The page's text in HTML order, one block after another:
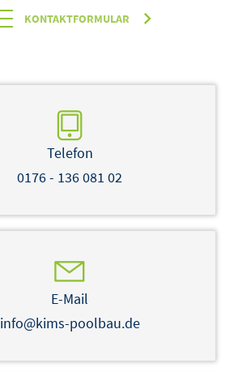
KONTAKTFORMULAR
Telefon
0176 - 136 081 02
E-Mail
info@kims-poolbau.de